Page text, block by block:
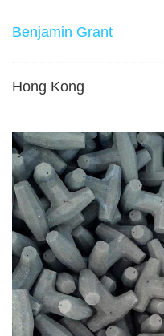
Benjamin Grant
Hong Kong